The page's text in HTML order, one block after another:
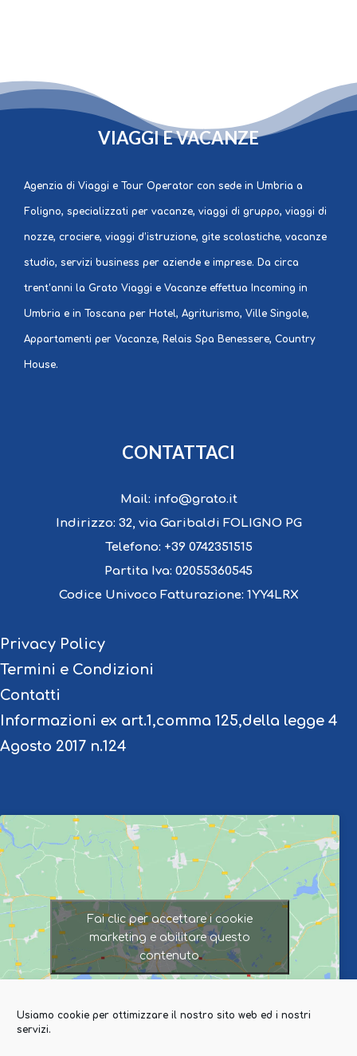
Usiamo cookie per ottimizzare il nostro sito web ed i nostri
servizi.
GRATO
VIAGGI E VACANZE
Agenzia di Viaggi e Tour Operator con sede in Umbria a
Foligno, specializzati per vacanze, viaggi di gruppo, viaggi di
nozze, crociere, viaggi d’istruzione, gite scolastiche, vacanze
studio, servizi business per aziende e imprese. Da circa
trent’anni la Grato Viaggi e Vacanze effettua Incoming in
Umbria e in Toscana per Hotel, Agriturismo, Ville Singole,
Appartamenti per Vacanze, Relais Spa Benessere, Country
House.
CONTATTACI
Mail: info@grato.it
Indirizzo: 32, via Garibaldi FOLIGNO PG
Telefono: +39 0742351515
Partita Iva: 02055360545
Codice Univoco Fatturazione: 1YY4LRX
Privacy Policy
Termini e Condizioni
Contatti
Informazioni ex art.1,comma 125,della legge 4
Agosto 2017 n.124
Fai clic per accettare i cookie
marketing e abilitare questo
contenuto